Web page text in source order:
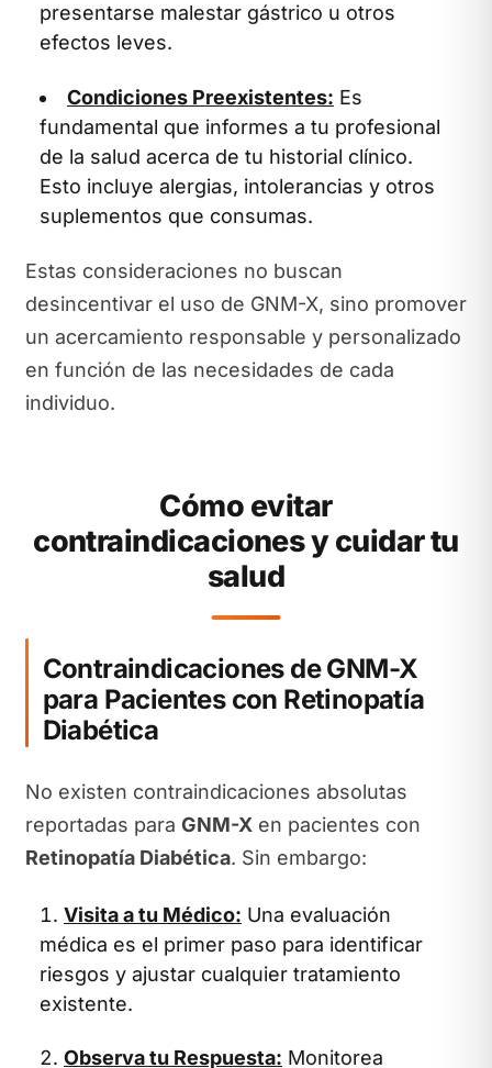
presentarse malestar gástrico u otros
efectos leves.
Condiciones Preexistentes: Es
fundamental que informes a tu profesional
de la salud acerca de tu historial clínico.
Esto incluye alergias, intolerancias y otros
suplementos que consumas.
Estas consideraciones no buscan
desincentivar el uso de GNM-X, sino promover
un acercamiento responsable y personalizado
en función de las necesidades de cada
individuo.
Cómo evitar
contraindicaciones y cuidar tu
salud
Contraindicaciones de GNM-X
para Pacientes con Retinopatía
Diabética
No existen contraindicaciones absolutas
reportadas para GNM-X en pacientes con
Retinopatía Diabética. Sin embargo:
Visita a tu Médico: Una evaluación
médica es el primer paso para identificar
riesgos y ajustar cualquier tratamiento
existente.
Observa tu Respuesta: Monitorea